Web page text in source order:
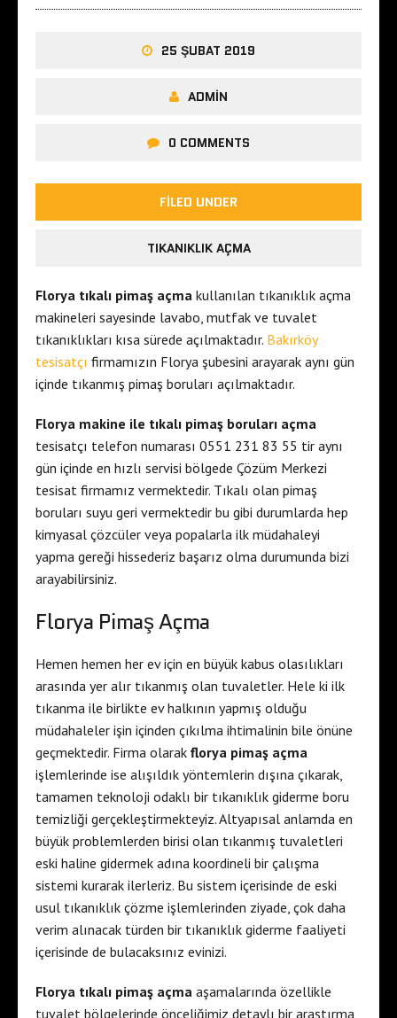
25 ŞUBAT 2019
ADMIN
0 COMMENTS
FILED UNDER
TIKANIKLIK AÇMA
Florya tıkalı pimaş açma kullanılan tıkanıklık açma
makineleri sayesinde lavabo, mutfak ve tuvalet
tıkanıklıkları kısa sürede açılmaktadır. Bakırköy
tesisatçı firmamızın Florya şubesini arayarak aynı gün
içinde tıkanmış pimaş boruları açılmaktadır.
Florya makine ile tıkalı pimaş boruları açma
tesisatçı telefon numarası 0551 231 83 55 tir aynı
gün içinde en hızlı servisi bölgede Çözüm Merkezi
tesisat firmamız vermektedir. Tıkalı olan pimaş
boruları suyu geri vermektedir bu gibi durumlarda hep
kimyasal çözcüler veya popalarla ilk müdahaleyi
yapma gereği hissederiz başarız olma durumunda bizi
arayabilirsiniz.
Florya Pimaş Açma
Hemen hemen her ev için en büyük kabus olasılıkları
arasında yer alır tıkanmış olan tuvaletler. Hele ki ilk
tıkanma ile birlikte ev halkının yapmış olduğu
müdahaleler işin içinden çıkılma ihtimalinin bile önüne
geçmektedir. Firma olarak florya pimaş açma
işlemlerinde ise alışıldık yöntemlerin dışına çıkarak,
tamamen teknoloji odaklı bir tıkanıklık giderme boru
temizliği gerçekleştirmekteyiz. Altyapısal anlamda en
büyük problemlerden birisi olan tıkanmış tuvaletleri
eski haline gidermek adına koordineli bir çalışma
sistemi kurarak ilerleriz. Bu sistem içerisinde de eski
usul tıkanıklık çözme işlemlerinden ziyade, çok daha
verim alınacak türden bir tıkanıklık giderme faaliyeti
içerisinde de bulacaksınız evinizi.
Florya tıkalı pimaş açma aşamalarında özellikle
tuvalet bölgelerinde önceliğimiz detaylı bir araştırma